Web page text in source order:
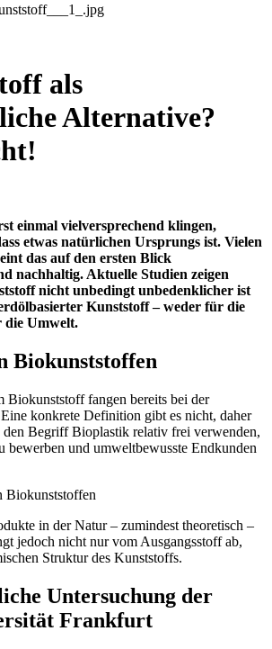
als
Alternative?
einmal vielversprechend klingen,
etwas natürlichen Ursprungs ist. Vielen
das auf den ersten Blick
nachhaltig. Aktuelle Studien zeigen
nicht unbedingt unbedenklicher ist
Kunststoff – weder für die
die Umwelt.
Biokunststoffen
Biokunststoff fangen bereits bei der
konkrete Definition gibt es nicht, daher
den Begriff Bioplastik relativ frei verwenden,
bewerben und umweltbewusste Endkunden
in der Natur – zumindest theoretisch –
jedoch nicht nur vom Ausgangsstoff ab,
Struktur des Kunststoffs.
Untersuchung der
Frankfurt